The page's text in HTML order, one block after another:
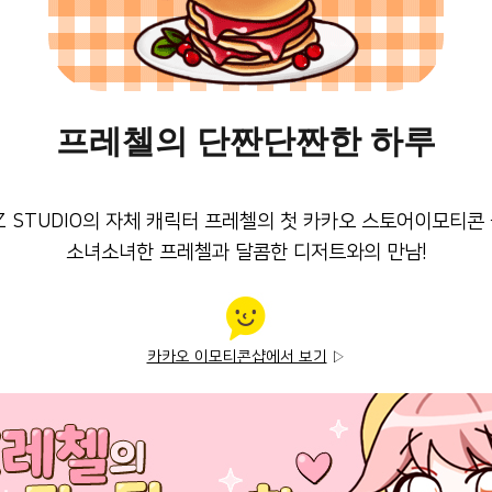
프레첼의 단짠단짠한 하루
STUDIO의 자체 캐릭터 프레첼의 첫 카카오 스토어이모티콘
소녀소녀한 프레첼과 달콤한 디저트와의 만남!
카카오 이모티콘샵에서 보기 ▷